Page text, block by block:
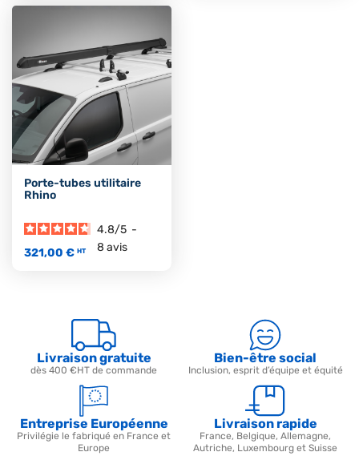
Porte-tubes utilitaire
Rhino
4.8/5 -
8 avis
321,00 € HT
Livraison gratuite
dès 400 €HT de commande
Bien-être social
Inclusion, esprit d’équipe et équité
Entreprise Européenne
Privilégie le fabriqué en France et
Europe
Livraison rapide
France, Belgique, Allemagne,
Autriche, Luxembourg et Suisse